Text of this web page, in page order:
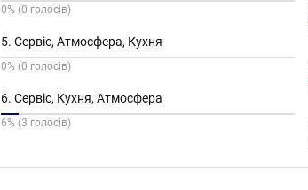
0% (0 голосів)
5. Сервіс, Атмосфера, Кухня
0% (0 голосів)
6. Сервіс, Кухня, Атмосфера
6% (3 голосів)